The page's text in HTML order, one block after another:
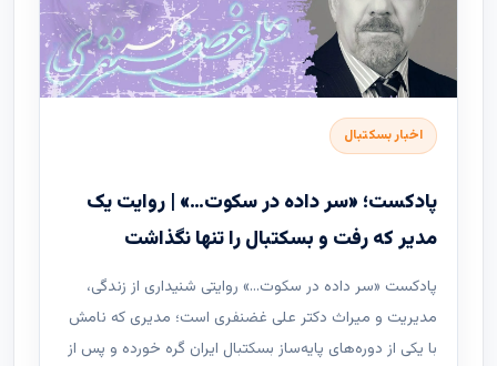
اخبار بسکتبال
پادکست؛ «سر داده در سکوت…» | روایت یک
مدیر که رفت و بسکتبال را تنها نگذاشت
پادکست «سر داده در سکوت…» روایتی شنیداری از زندگی،
مدیریت و میراث دکتر علی غضنفری است؛ مدیری که نامش
با یکی از دوره‌های پایه‌ساز بسکتبال ایران گره خورده و پس از